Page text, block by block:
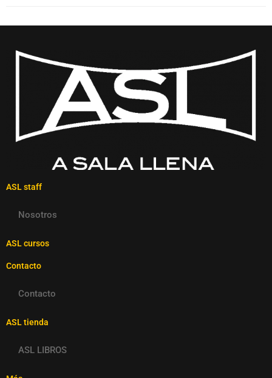
ASL staff
Nosotros
ASL cursos
Contacto
Contacto
ASL tienda
ASL LIBROS